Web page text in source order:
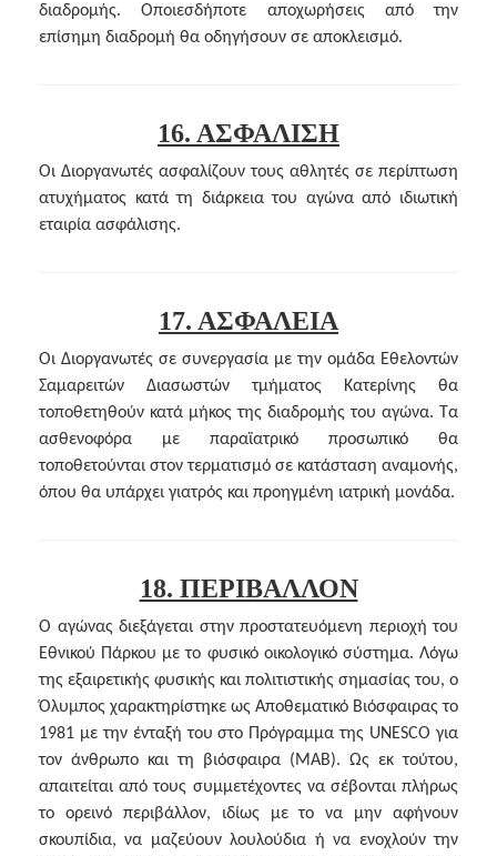
διαδρομής. Οποιεσδήποτε αποχωρήσεις από την
επίσημη διαδρομή θα οδηγήσουν σε αποκλεισμό.
16. ΑΣΦΑΛΙΣΗ
Οι Διοργανωτές ασφαλίζουν τους αθλητές σε περίπτωση
ατυχήματος κατά τη διάρκεια του αγώνα από ιδιωτική
εταιρία ασφάλισης.
17. ΑΣΦΑΛΕΙΑ
Οι Διοργανωτές σε συνεργασία με την ομάδα Εθελοντών
Σαμαρειτών Διασωστών τμήματος Κατερίνης θα
τοποθετηθούν κατά μήκος της διαδρομής του αγώνα. Τα
ασθενοφόρα με παραϊατρικό προσωπικό θα
τοποθετούνται στον τερματισμό σε κατάσταση αναμονής,
όπου θα υπάρχει γιατρός και προηγμένη ιατρική μονάδα.
18. ΠΕΡΙΒΑΛΛΟΝ
Ο αγώνας διεξάγεται στην προστατευόμενη περιοχή του
Εθνικού Πάρκου με το φυσικό οικολογικό σύστημα. Λόγω
της εξαιρετικής φυσικής και πολιτιστικής σημασίας του, ο
Όλυμπος χαρακτηρίστηκε ως Αποθεματικό Βιόσφαιρας το
1981 με την ένταξή του στο Πρόγραμμα της UNESCO για
τον άνθρωπο και τη βιόσφαιρα (MAB). Ως εκ τούτου,
απαιτείται από τους συμμετέχοντες να σέβονται πλήρως
το ορεινό περιβάλλον, ιδίως με το να μην αφήνουν
σκουπίδια, να μαζεύουν λουλούδια ή να ενοχλούν την